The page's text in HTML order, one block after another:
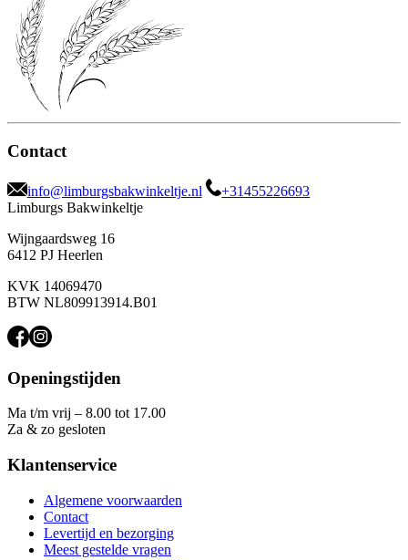
Contact
info@limburgsbakwinkeltje.nl
+31455226693
Limburgs Bakwinkeltje
Wijngaardsweg 16
6412 PJ Heerlen
KVK 14069470
BTW NL809913914.B01
Openingstijden
Ma t/m vrij – 8.00 tot 17.00
Za & zo gesloten
Klantenservice
Algemene voorwaarden
Contact
Levertijd en bezorging
Meest gestelde vragen